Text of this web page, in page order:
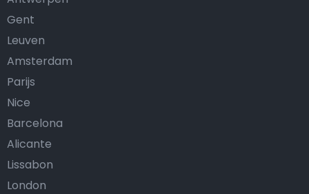
Gent
Leuven
Amsterdam
Parijs
Nice
Barcelona
Alicante
Lissabon
London